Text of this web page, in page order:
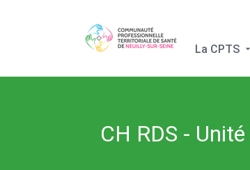
La CPTS
CH RDS -